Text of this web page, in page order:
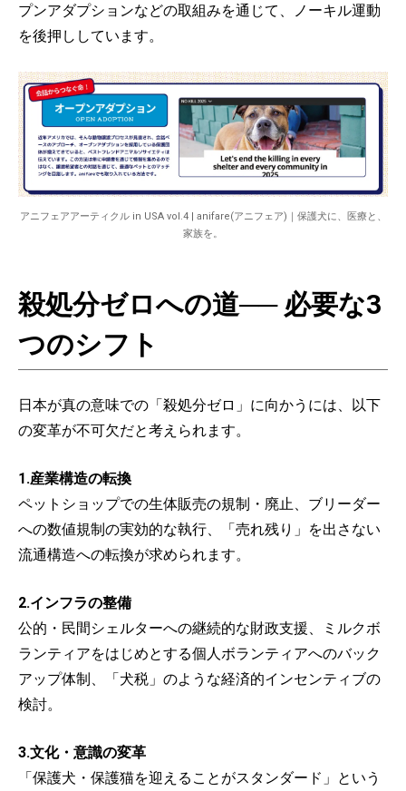
プンアダプションなどの取組みを通じて、ノーキル運動
を後押ししています。
アニフェアアーティクル in USA vol.4 | anifare(アニフェア)｜保護犬に、医療と、
家族を。
殺処分ゼロへの道── 必要な3
つのシフト
日本が真の意味での「殺処分ゼロ」に向かうには、以下
の変革が不可欠だと考えられます。
1.産業構造の転換
ペットショップでの生体販売の規制・廃止、ブリーダー
への数値規制の実効的な執行、「売れ残り」を出さない
流通構造への転換が求められます。
2.インフラの整備
公的・民間シェルターへの継続的な財政支援、ミルクボ
ランティアをはじめとする個人ボランティアへのバック
アップ体制、「犬税」のような経済的インセンティブの
検討。
3.文化・意識の変革
「保護犬・保護猫を迎えることがスタンダード」という